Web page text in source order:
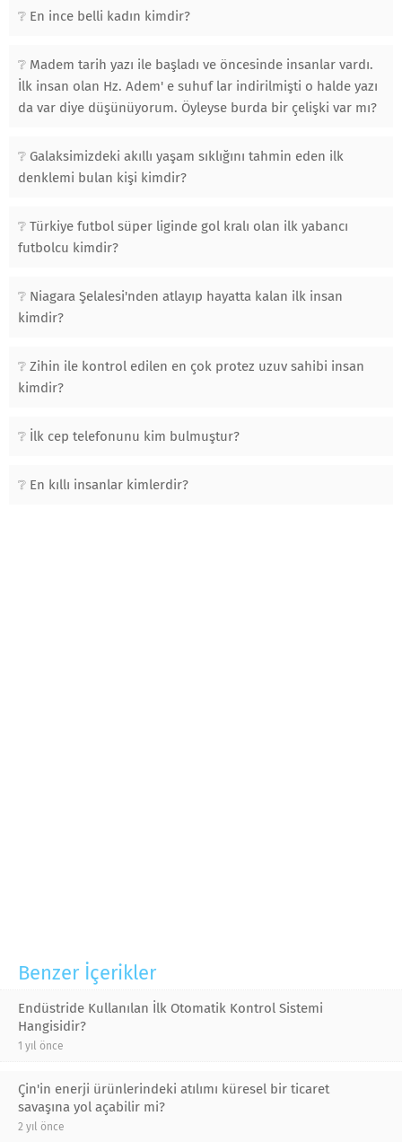
En ince belli kadın kimdir?
Madem tarih yazı ile başladı ve öncesinde insanlar vardı.
İlk insan olan Hz. Adem' e suhuf lar indirilmişti o halde yazı
da var diye düşünüyorum. Öyleyse burda bir çelişki var mı?
Galaksimizdeki akıllı yaşam sıklığını tahmin eden ilk
denklemi bulan kişi kimdir?
Türkiye futbol süper liginde gol kralı olan ilk yabancı
futbolcu kimdir?
Niagara Şelalesi'nden atlayıp hayatta kalan ilk insan
kimdir?
Zihin ile kontrol edilen en çok protez uzuv sahibi insan
kimdir?
İlk cep telefonunu kim bulmuştur?
En kıllı insanlar kimlerdir?
Benzer İçerikler
Endüstride Kullanılan İlk Otomatik Kontrol Sistemi
Hangisidir?
1 yıl önce
Çin'in enerji ürünlerindeki atılımı küresel bir ticaret
savaşına yol açabilir mi?
2 yıl önce